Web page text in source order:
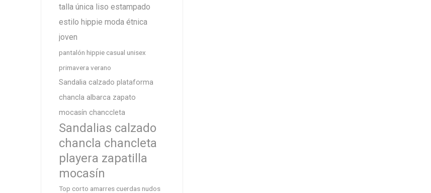
talla única liso estampado
estilo hippie moda étnica
joven
pantalón hippie casual unisex
primavera verano
Sandalia calzado plataforma
chancla albarca zapato
mocasín chanccleta
Sandalias calzado
chancla chancleta
playera zapatilla
mocasín
Top corto amarres cuerdas nudos